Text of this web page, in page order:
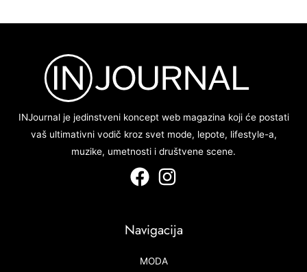
INJournal je jedinstveni koncept web magazina koji će postati
vaš ultimativni vodič kroz svet mode, lepote, lifestyle-a,
muzike, umetnosti i društvene scene.
Navigacija
MODA